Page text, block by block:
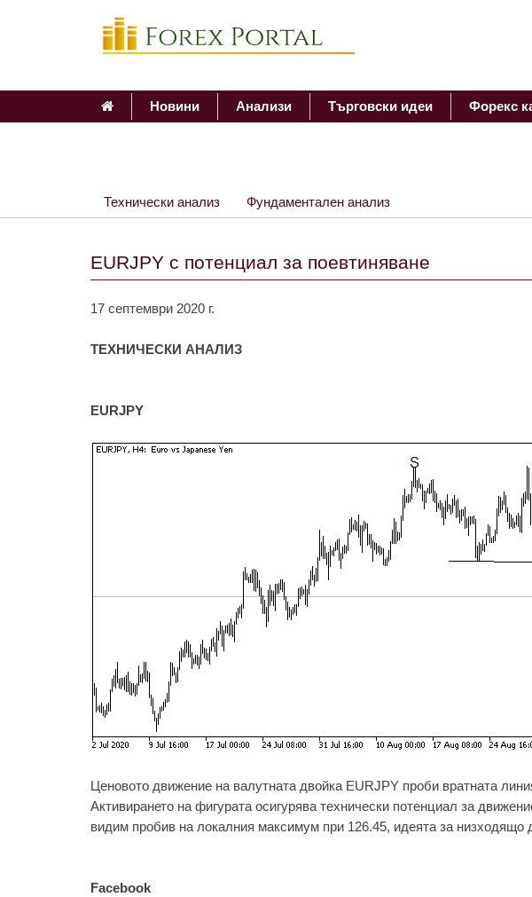
Новини Анализи Търговски идеи Форекс
Технически анализ Фундаментален анализ
EURJPY с потенциал за поевтиняване
17 септември 2020 г.
ТЕХНИЧЕСКИ АНАЛИЗ
EURJPY
Ценовото движение на валутната двойка EURJPY проби вратната
Активирането на фигурата осигурява технически потенциал за
видим пробив на локалния максимум при 126.45, идеята за низходящо
Facebook